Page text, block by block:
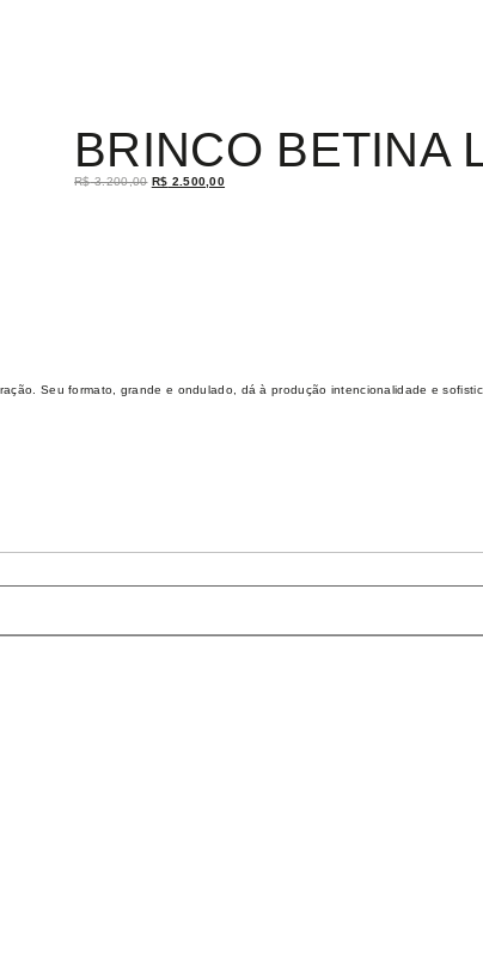
BRINCO BETINA
R$3.200,00 R$ 2.500,00
Seu formato, grande e ondulado, dá à produção intencionalidade e